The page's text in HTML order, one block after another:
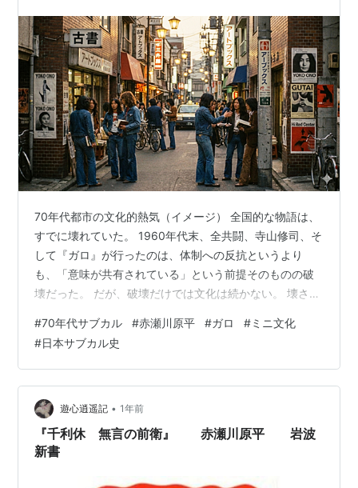
科学と抒情 / 赤瀬川原平. -- 新潮社, 1992.3. -- (新潮
文庫)
辞世のことば. -- 講談社, 1992.5
紙がみの横顔 / 赤瀬川原平. -- 文芸春秋, 1992.7
こいつらが日本語をダメにした / 赤瀬川原平. -- 東京
書籍, 1992.9
少年とオブジェ / 赤瀬川原平. -- 筑摩書房, 1992.8. --
(ちくま文庫)
1992.11. -- (カッパ・ブックス)
二つ目の哲学 / 赤瀬川原平. -- 大和書房, 1993.4
花の肖像 / 赤瀬川原平. -- ブロンズ新社, 1993.3
仙人の桜、俗人の桜 / 赤瀬川原平. -- 日本交通公社出
少年とグルメ / 赤瀬川原平. -- 講談社, 1993.6. -- (講
-- (カッパ・ブックス)
島の時間 / 赤瀬川原平. -- 平凡社, 1993.8
つげ義春全集. 7. -- 筑摩書房, 1993.10
70年代都市の文化的熱気（イメージ） 全国的な物語は、
すでに壊れていた。 1960年代末、全共闘、寺山修司、そ
して『ガロ』が行ったのは、体制への反抗というより
も、「意味が共有されている」という前提そのものの破
壊だった。 だが、破壊だけでは文化は続かない。 壊され
のか。 1970年代のサブカルチャーは、その問いに対す
る、極めて静かで、しかし決定的な回答だった。 それは
大きな主張でも、革命的なスローガンでもない。 もっと
小さく、もっと個人的で、もっと説明されない世界への
移行だった。 1｜「大きな物語」が壊れたあとの空白 第7
回で見た通り、1960年…
#70年代サブカル #赤瀬川原平 #ガロ #ミニ文化
#日本サブカル史
遊心逍遥記 • 1年前
『千利休 無言の前衛』 赤瀬川原平 岩波
新書